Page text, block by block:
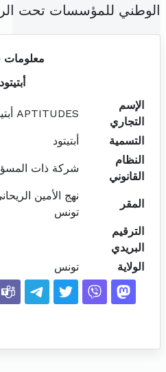
الوطني للمؤسسات تحت
أبتيتود
الإسم
التجاري
APTITUDES أبتيتود
التسمية
أبتيتود
النظام
القانوني
شركة ذات
المقر
تونس
الترقيم
البريدي
الولاية
تونس